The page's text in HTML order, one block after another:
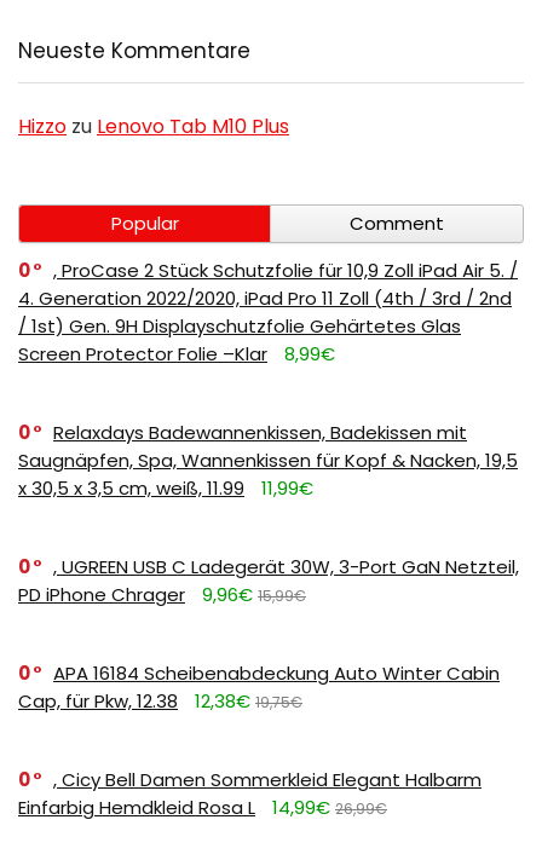
Neueste Kommentare
Hizzo zu Lenovo Tab M10 Plus
Popular
Comment
0
, ProCase 2 Stück Schutzfolie für 10,9 Zoll iPad Air 5. /
4. Generation 2022/2020, iPad Pro 11 Zoll (4th / 3rd / 2nd
/ 1st) Gen. 9H Displayschutzfolie Gehärtetes Glas
Screen Protector Folie –Klar
8,99€
0
Relaxdays Badewannenkissen, Badekissen mit
Saugnäpfen, Spa, Wannenkissen für Kopf & Nacken, 19,5
x 30,5 x 3,5 cm, weiß, 11.99
11,99€
0
, UGREEN USB C Ladegerät 30W, 3-Port GaN Netzteil,
PD iPhone Chrager
9,96€ 15,99€
0
APA 16184 Scheibenabdeckung Auto Winter Cabin
Cap, für Pkw, 12.38
12,38€ 19,75€
0
, Cicy Bell Damen Sommerkleid Elegant Halbarm
Einfarbig Hemdkleid Rosa L
14,99€ 26,99€